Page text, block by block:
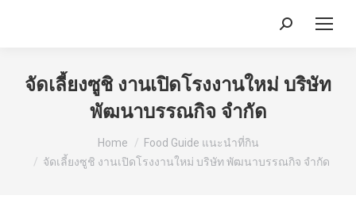
Search:
จัดเลี้ยงซูชิ งานเปิดโรงงานใหม่ บริษัท
พัฒนาบรรณกิจ จำกัด
Home
Food Guide แนะนำที่กิน
จัดเลี้ยงซูชิ งานเปิดโรงงานใหม่ บริษัท พัฒนาบรรณกิจ จำกัด